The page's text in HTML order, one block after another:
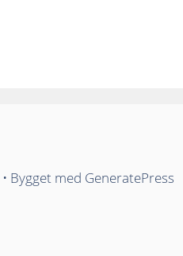
• Bygget med GeneratePress